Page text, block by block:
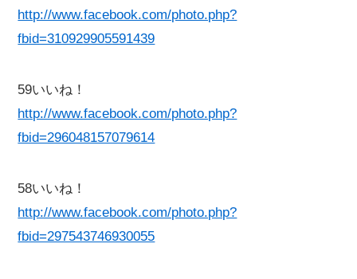
http://www.facebook.com/photo.php?
fbid=310929905591439
59いいね！
http://www.facebook.com/photo.php?
fbid=296048157079614
58いいね！
http://www.facebook.com/photo.php?
fbid=297543746930055